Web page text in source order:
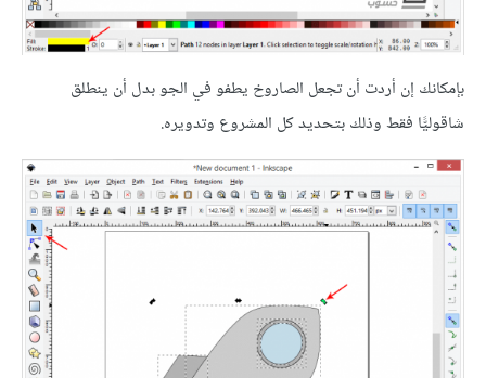
بإمكانك إن أردت أن تجعل الصاروخ يطفو في الجو بدل أن ينطلق
شاقوليًّا فقط وذلك بتحديد كل المشروع وتدويره.